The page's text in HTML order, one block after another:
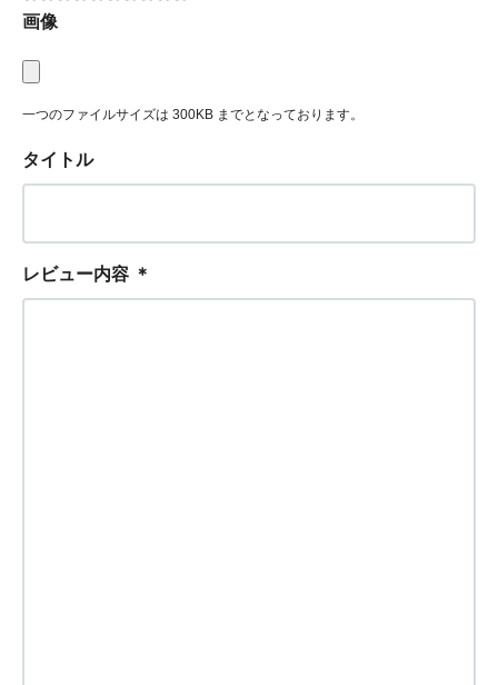
画像
一つのファイルサイズは 300KB までとなっております。
タイトル
レビュー内容 ＊